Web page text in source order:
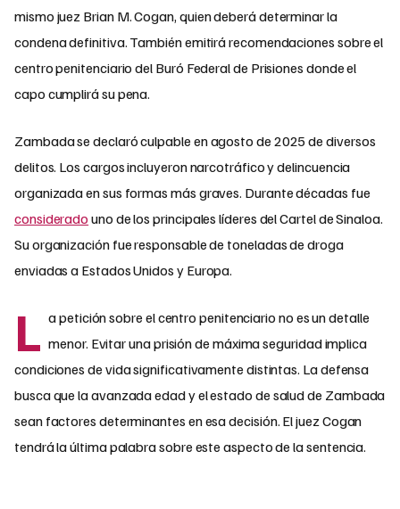
mismo juez Brian M. Cogan, quien deberá determinar la
condena definitiva. También emitirá recomendaciones sobre el
centro penitenciario del Buró Federal de Prisiones donde el
capo cumplirá su pena.
Zambada se declaró culpable en agosto de 2025 de diversos
delitos. Los cargos incluyeron narcotráfico y delincuencia
organizada en sus formas más graves. Durante décadas fue
considerado uno de los principales líderes del Cartel de Sinaloa.
Su organización fue responsable de toneladas de droga
enviadas a Estados Unidos y Europa.
L a petición sobre el centro penitenciario no es un detalle
menor. Evitar una prisión de máxima seguridad implica
condiciones de vida significativamente distintas. La defensa
busca que la avanzada edad y el estado de salud de Zambada
sean factores determinantes en esa decisión. El juez Cogan
tendrá la última palabra sobre este aspecto de la sentencia.